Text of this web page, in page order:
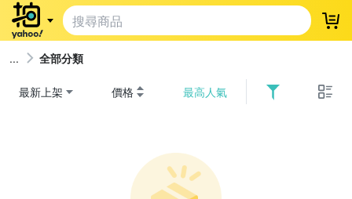
登
全部分類
最新上架 價格 最高人氣